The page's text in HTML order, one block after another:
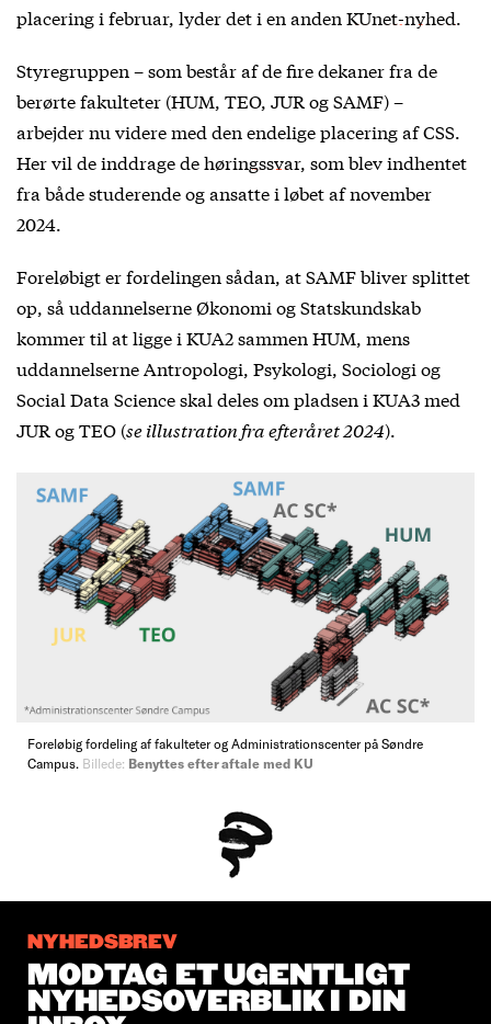
placering i februar, lyder det i en anden KUnet-nyhed
Styregruppen – som består af de fire dekaner fra de
berørte fakulteter (HUM, TEO, JUR og SAMF) –
arbejder nu videre med den endelige placering af CSS.
Her vil de inddrage dehøringssvar, som blev indhentet
fra både studerende og ansatte i løbet af november
2024.
Foreløbigt er fordelingen sådan, at SAMF bliver splittet
op, så uddannelserne Økonomi og Statskundskab
kommer til at ligge i KUA2 sammen HUM, mens
uddannelserne Antropologi, Psykologi, Sociologi og
Social Data Science skal deles om pladsen i KUA3 med
JUR og TEO (se illustration fra efteråret 2024).
Foreløbig fordeling af fakulteter og Administrationscenter på Søndre
Campus. Billede: Benyttes efter aftale med KU
NYHEDSBREV
MODTAG ET UGENTLIGT
NYHEDSOVERBLIK I DIN